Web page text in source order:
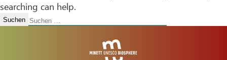
searching can help.
Suchen